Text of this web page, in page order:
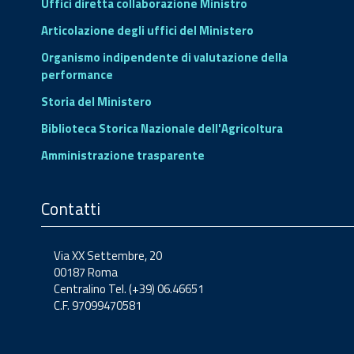
Uffici diretta collaborazione Ministro
Articolazione degli uffici del Ministero
Organismo indipendente di valutazione della
performance
Storia del Ministero
Biblioteca Storica Nazionale dell'Agricoltura
Amministrazione trasparente
Contatti
Via XX Settembre, 20
00187 Roma
Centralino Tel. (+39) 06.46651
C.F. 97099470581